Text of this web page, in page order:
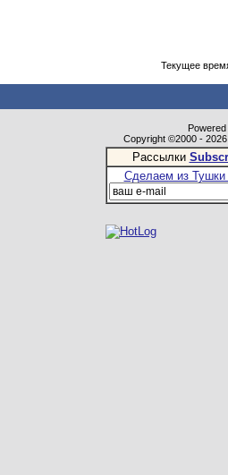
Текущее
Copyright ©2000 -
Рассылки
Сделаем из Тушки